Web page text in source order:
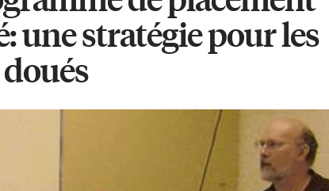
une stratégie pour les